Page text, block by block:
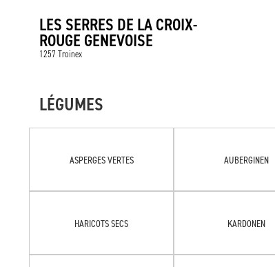
LES SERRES DE LA CROIX-
ROUGE GENEVOISE
1257 Troinex
LÉGUMES
ASPERGES VERTES AUBERGINEN
HARICOTS SECS KARDONEN